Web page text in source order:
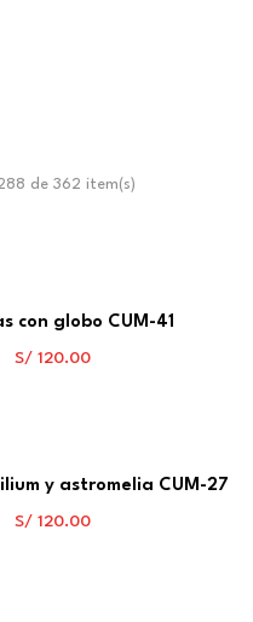
de 362 item(s)
con globo CUM-41
S/ 120.00
y astromelia CUM-27
S/ 120.00